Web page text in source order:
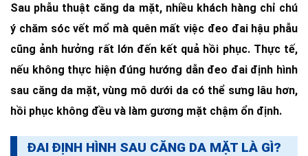
Sau phẫu thuật căng da mặt, nhiều khách hàng chỉ chú
ý chăm sóc vết mổ mà quên mất việc đeo đai hậu phẫu
cũng ảnh hưởng rất lớn đến kết quả hồi phục. Thực tế,
nếu không thực hiện đúng hướng dẫn đeo đai định hình
sau căng da mặt, vùng mô dưới da có thể sưng lâu hơn,
hồi phục không đều và làm gương mặt chậm ổn định.
ĐAI ĐỊNH HÌNH SAU CĂNG DA MẶT LÀ GÌ?